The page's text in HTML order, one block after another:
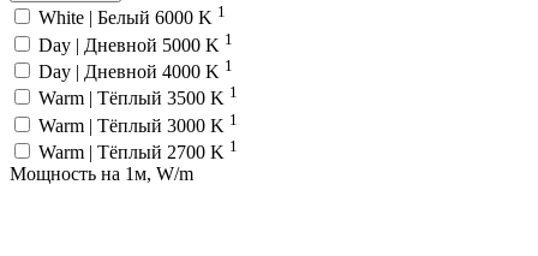
White | Белый 6000 K 1
Day | Дневной 5000 K 1
Day | Дневной 4000 K 1
Warm | Тёплый 3500 K 1
Warm | Тёплый 3000 K 1
Warm | Тёплый 2700 K 1
Мощность на 1м, W/m